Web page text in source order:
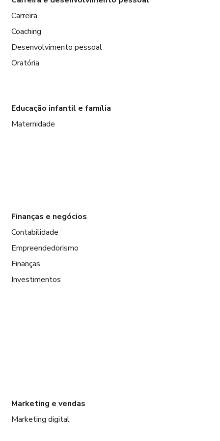
Carreira
Coaching
Desenvolvimento pessoal
Oratória
Educação infantil e família
Maternidade
Finanças e negócios
Contabilidade
Empreendedorismo
Finanças
Investimentos
Marketing e vendas
Marketing digital